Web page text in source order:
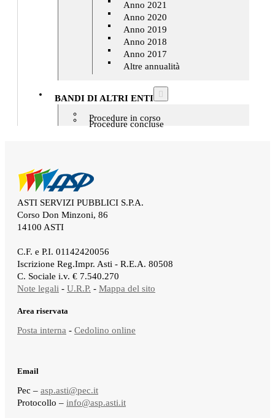
Anno 2021
Anno 2020
Anno 2019
Anno 2018
Anno 2017
Altre annualità
BANDI DI ALTRI ENTI
Procedure in corso
Procedure concluse
ASTI SERVIZI PUBBLICI S.P.A.
Corso Don Minzoni, 86
14100 ASTI
C.F. e P.I. 01142420056
Iscrizione Reg.Impr. Asti - R.E.A. 80508
C. Sociale i.v. € 7.540.270
Note legali - U.R.P. - Mappa del sito
Area riservata
Posta interna - Cedolino online
Email
Pec – asp.asti@pec.it
Protocollo – info@asp.asti.it